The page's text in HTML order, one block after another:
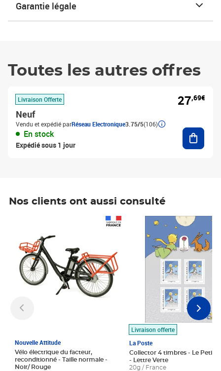
Garantie légale
Toutes les autres offres
Livraison Offerte
Neuf
Vendu et expédié parRéseau Electronique3.75/5(106)
En stock
Expédié sous 1 jour
27,69€
Nos clients ont aussi consulté
Nouvelle Attitude
Vélo électrique du facteur,
reconditionné - Taille normale -
Noir/ Rouge
Livraison offerte
La Poste
Collector 4 timbres - Le Petit
- Lettre Verte
20g / France
Prix 7,50€